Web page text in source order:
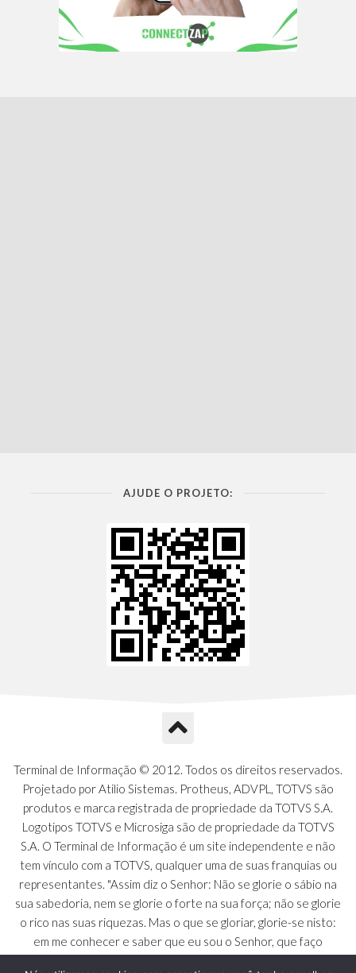
AJUDE O PROJETO:
Terminal de Informação © 2012. Todos os direitos reservados.
Projetado por Atilio Sistemas. Protheus, ADVPL, TOTVS são
produtos e marca registrada de propriedade da TOTVS S.A.
Logotipos TOTVS e Microsiga são de propriedade da TOTVS
S.A. O Terminal de Informação é um site independente e não
tem vínculo com a TOTVS, qualquer uma de suas franquias ou
representantes. "Assim diz o Senhor: Não se glorie o sábio na
sua sabedoria, nem se glorie o forte na sua força; não se glorie
o rico nas suas riquezas. Mas o que se gloriar, glorie-se nisto:
em me conhecer e saber que eu sou o Senhor, que faço